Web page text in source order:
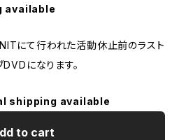
available
にて行われた活動休止前のラスト
になります。
shipping available
to cart